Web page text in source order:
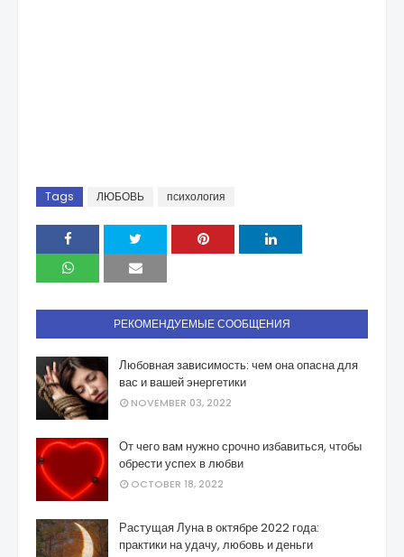
Tags ЛЮБОВЬ психология
РЕКОМЕНДУЕМЫЕ СООБЩЕНИЯ
Любовная зависимость: чем она опасна для
вас и вашей энергетики
NOVEMBER 03, 2022
От чего вам нужно срочно избавиться, чтобы
обрести успех в любви
OCTOBER 18, 2022
Растущая Луна в октябре 2022 года:
практики на удачу, любовь и деньги